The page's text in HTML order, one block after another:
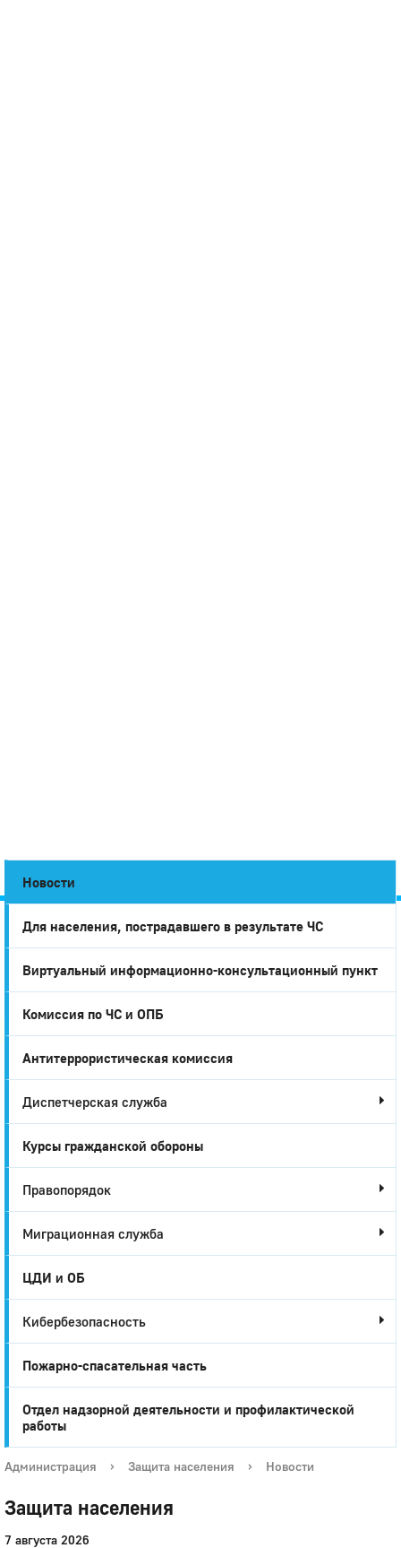
Город
Глазов
Новости
Для населения, пострадавшего в результате ЧС
Виртуальный информационно-консультационный пункт
Комиссия по ЧС и ОПБ
Антитеррористическая комиссия
Диспетчерская служба
Курсы гражданской обороны
Правопорядок
Миграционная служба
ЦДИ и ОБ
Кибербезопасность
Пожарно-спасательная часть
Отдел надзорной деятельности и профилактической
работы
Администрация › Защита населения › Новости
Защита населения
7 августа 2026